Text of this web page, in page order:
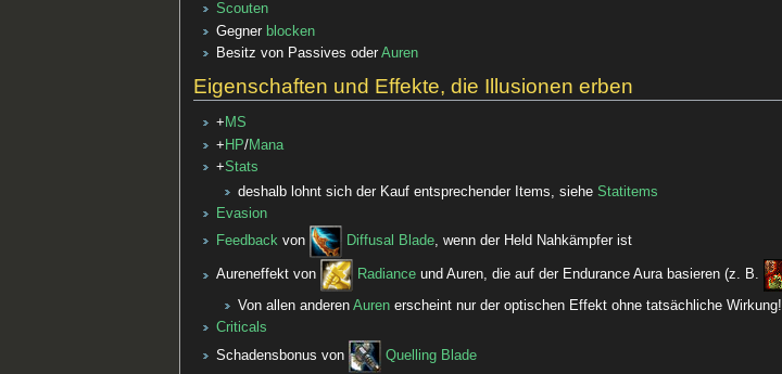
Scouten
Gegner blocken
Besitz von Passives oder Auren
Eigenschaften und Effekte, die Illusionen erben
+ MS
+ HP/Mana
+Stats
deshalb lohnt sich der Kauf entsprechender Items, siehe Statitems
Evasion
Feedbackvon Diffusal Blade, wenn der Held Nahkämpfer ist
Aureneffekt von Radianceund Auren, die auf der Endurance Aura basieren (z. B.
Von allen anderen Aurenerscheint nur der optischen Effekt ohne tatsächliche Wirkung!
Criticals
Schadensbonus von
Quelling Blade